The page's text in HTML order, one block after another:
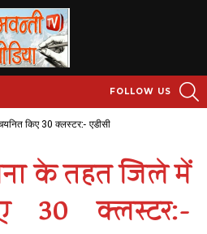
FOLLOW US
किए 30 क्लस्टर:- एडीसी
के तहत जिले में
30 क्लस्टर:-